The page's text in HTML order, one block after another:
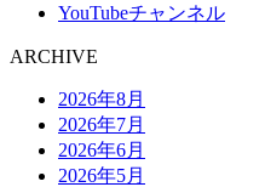
YouTubeチャンネル
ARCHIVE
2026年8月
2026年7月
2026年6月
2026年5月